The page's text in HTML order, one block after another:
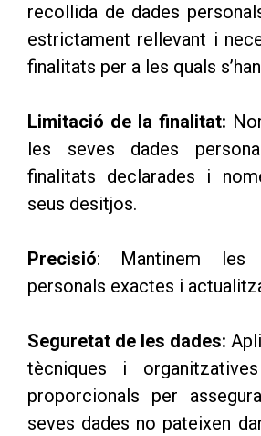
recollida de dades
estrictament rellevant i
finalitats per a les quals
Limitació de la finalitat:
les seves dades
finalitats declarades i
seus desitjos.
Precisió: Mantinem les
personals exactes i
Seguretat de les dades:
tècniques i
proporcionals per
seves dades no pateixen